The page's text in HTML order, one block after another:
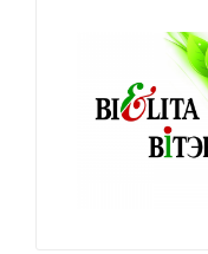
Декоративная
Роскошный
красиво